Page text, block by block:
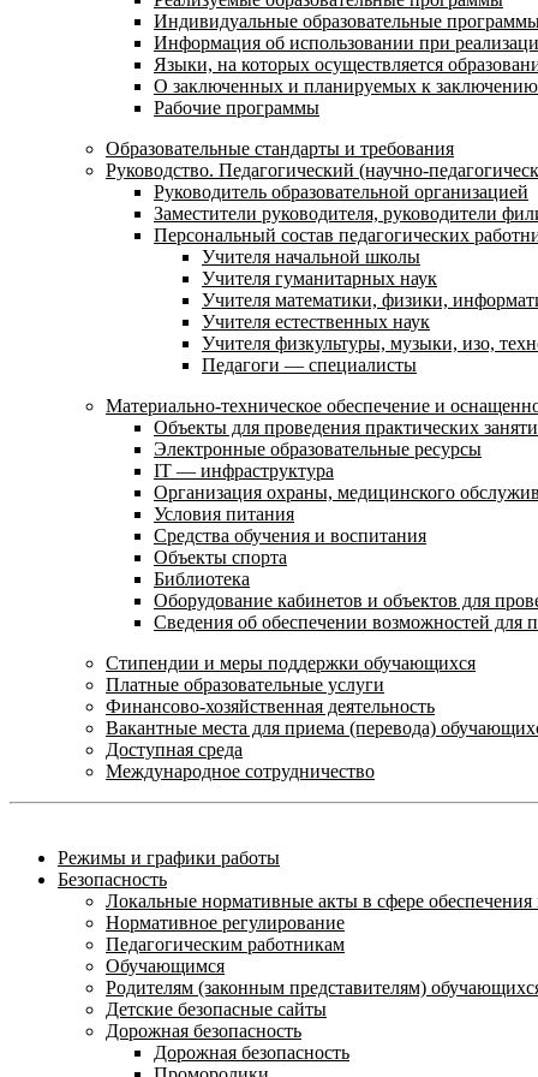
Индивидуальные образовательные
Информация об использовании при
Языки, на которых осуществляется
О заключенных и планируемых к
Рабочие программы
Образовательные стандарты и требования
Руководство. Педагогический (научно-
Руководитель образовательной организацией
Заместители руководителя, руководители
Персональный состав педагогических
Учителя начальной школы
Учителя гуманитарных наук
Учителя математики, физики,
Учителя естественных наук
Учителя физкультуры, музыки, изо,
Педагоги — специалисты
Материально-техническое обеспечение и
Объекты для проведения практических
Электронные образовательные ресурсы
IT — инфраструктура
Организация охраны, медицинского
Условия питания
Средства обучения и воспитания
Объекты спорта
Библиотека
Оборудование кабинетов и объектов для
Сведения об обеспечении возможностей для
Стипендии и меры поддержки обучающихся
Платные образовательные услуги
Финансово-хозяйственная деятельность
Вакантные места для приема (перевода)
Доступная среда
Международное сотрудничество
Режимы и графики работы
Безопасность
Локальные нормативные акты в сфере
Нормативное регулирование
Педагогическим работникам
Обучающимся
Родителям (законным представителям)
Детские безопасные сайты
Дорожная безопасность
Дорожная безопасность